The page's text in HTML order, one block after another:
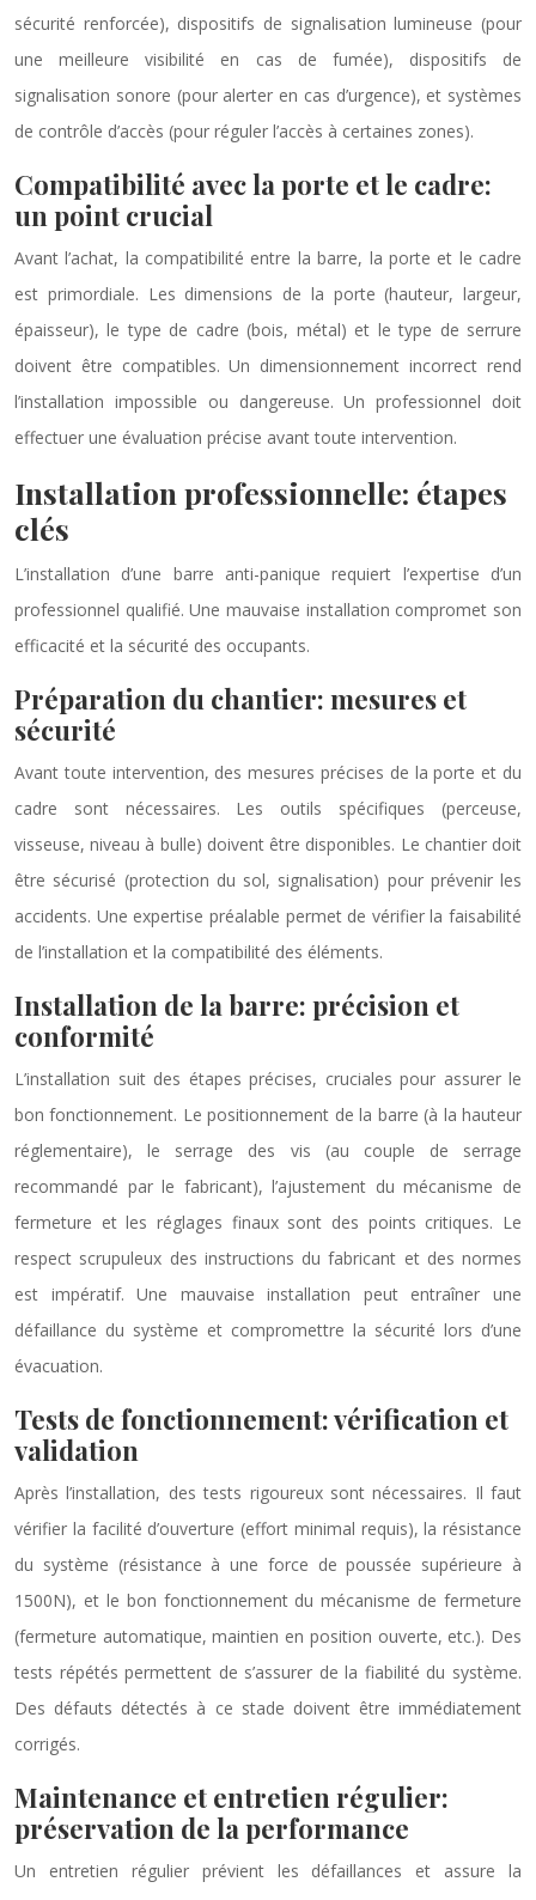
sécurité renforcée), dispositifs de signalisation lumineuse (pour
une meilleure visibilité en cas de fumée), dispositifs de
signalisation sonore (pour alerter en cas d’urgence), et systèmes
de contrôle d’accès (pour réguler l’accès à certaines zones).
Compatibilité avec la porte et le cadre:
un point crucial
Avant l’achat, la compatibilité entre la barre, la porte et le cadre
est primordiale. Les dimensions de la porte (hauteur, largeur,
épaisseur), le type de cadre (bois, métal) et le type de serrure
doivent être compatibles. Un dimensionnement incorrect rend
l’installation impossible ou dangereuse. Un professionnel doit
effectuer une évaluation précise avant toute intervention.
Installation professionnelle: étapes
clés
L’installation d’une barre anti-panique requiert l’expertise d’un
professionnel qualifié. Une mauvaise installation compromet son
efficacité et la sécurité des occupants.
Préparation du chantier: mesures et
sécurité
Avant toute intervention, des mesures précises de la porte et du
cadre sont nécessaires. Les outils spécifiques (perceuse,
visseuse, niveau à bulle) doivent être disponibles. Le chantier doit
être sécurisé (protection du sol, signalisation) pour prévenir les
accidents. Une expertise préalable permet de vérifier la faisabilité
de l’installation et la compatibilité des éléments.
Installation de la barre: précision et
conformité
L’installation suit des étapes précises, cruciales pour assurer le
bon fonctionnement. Le positionnement de la barre (à la hauteur
réglementaire), le serrage des vis (au couple de serrage
recommandé par le fabricant), l’ajustement du mécanisme de
fermeture et les réglages finaux sont des points critiques. Le
respect scrupuleux des instructions du fabricant et des normes
est impératif. Une mauvaise installation peut entraîner une
défaillance du système et compromettre la sécurité lors d’une
évacuation.
Tests de fonctionnement: vérification et
validation
Après l’installation, des tests rigoureux sont nécessaires. Il faut
vérifier la facilité d’ouverture (effort minimal requis), la résistance
du système (résistance à une force de poussée supérieure à
1500N), et le bon fonctionnement du mécanisme de fermeture
(fermeture automatique, maintien en position ouverte, etc.). Des
tests répétés permettent de s’assurer de la fiabilité du système.
Des défauts détectés à ce stade doivent être immédiatement
corrigés.
Maintenance et entretien régulier:
préservation de la performance
Un entretien régulier prévient les défaillances et assure la